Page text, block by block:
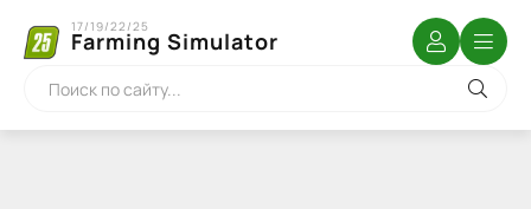
Farming Simulator
17/19/22/25